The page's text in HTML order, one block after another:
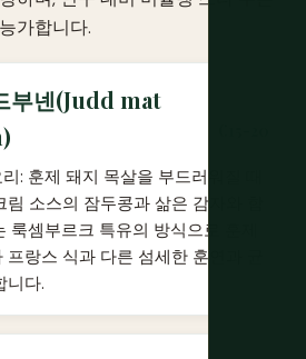
가합니다.
부넨(Judd mat
: 훈제 돼지 목살을 부드러워질 때
소스의 잠두콩과 삶은 감자와 함
룩셈부르크 특유의 방식으로 훈제
랑스 식과 다른 섬세한 훈연과 균
니다.